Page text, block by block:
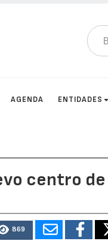
AGENDA ENTIDADES
centro
869